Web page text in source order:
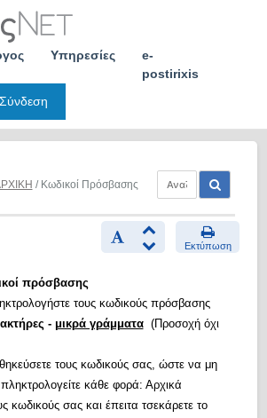
Υπηρεσίες
e-
postirixis
Σύνδεση
/ Κωδικοί Πρόσβασης
Εκτύπωση
πρόσβασης
τους κωδικούς πρόσβασης
- μικρά γράμματα(Προσοχή όχι
τους κωδικούς σας, ώστε να μη
πληκτρολογείτε κάθε φορά: Αρχικά
κωδικούς σας και έπειτα τσεκάρετε το